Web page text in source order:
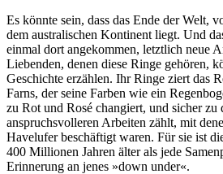
Es könnte sein, dass das Ende der Welt,
dem australischen Kontinent liegt. Und
einmal dort angekommen, letztlich neue
Liebenden, denen diese Ringe gehören,
Geschichte erzählen. Ihr Ringe ziert das
Farns, der seine Farben wie ein
zu Rot und Rosé changiert, und sicher zu
anspruchsvolleren Arbeiten zählt, mit
Havelufer beschäftigt waren. Für sie ist
400 Millionen Jahren älter als jede
Erinnerung an jenes »down under«.